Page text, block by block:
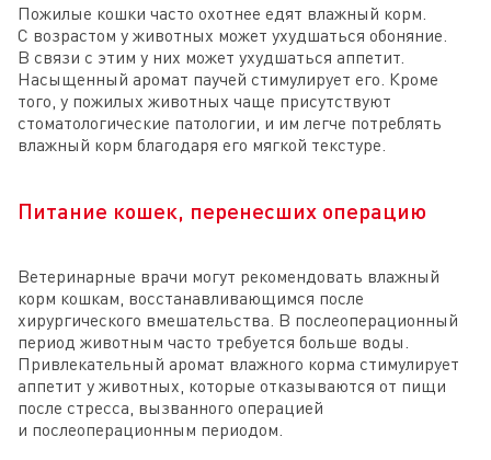
Пожилые кошки часто охотнее едят влажный корм.
С возрастом у животных может ухудшаться обоняние.
В связи с этим у них может ухудшаться аппетит.
Насыщенный аромат паучей стимулирует его. Кроме
того, у пожилых животных чаще присутствуют
стоматологические патологии, и им легче потреблять
влажный корм благодаря его мягкой текстуре.
Питание кошек, перенесших операцию
Ветеринарные врачи могут рекомендовать влажный
корм кошкам, восстанавливающимся после
хирургического вмешательства. В послеоперационный
период животным часто требуется больше воды.
Привлекательный аромат влажного корма стимулирует
аппетит у животных, которые отказываются от пищи
после стресса, вызванного операцией
и послеоперационным периодом.